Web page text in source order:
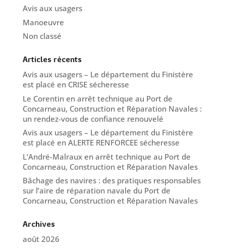
Avis aux usagers
Manoeuvre
Non classé
Articles récents
Avis aux usagers – Le département du Finistère
est placé en CRISE sécheresse
Le Corentin en arrêt technique au Port de
Concarneau, Construction et Réparation Navales :
un rendez-vous de confiance renouvelé
Avis aux usagers – Le département du Finistère
est placé en ALERTE RENFORCEE sécheresse
L’André-Malraux en arrêt technique au Port de
Concarneau, Construction et Réparation Navales
Bâchage des navires : des pratiques responsables
sur l’aire de réparation navale du Port de
Concarneau, Construction et Réparation Navales
Archives
août 2026